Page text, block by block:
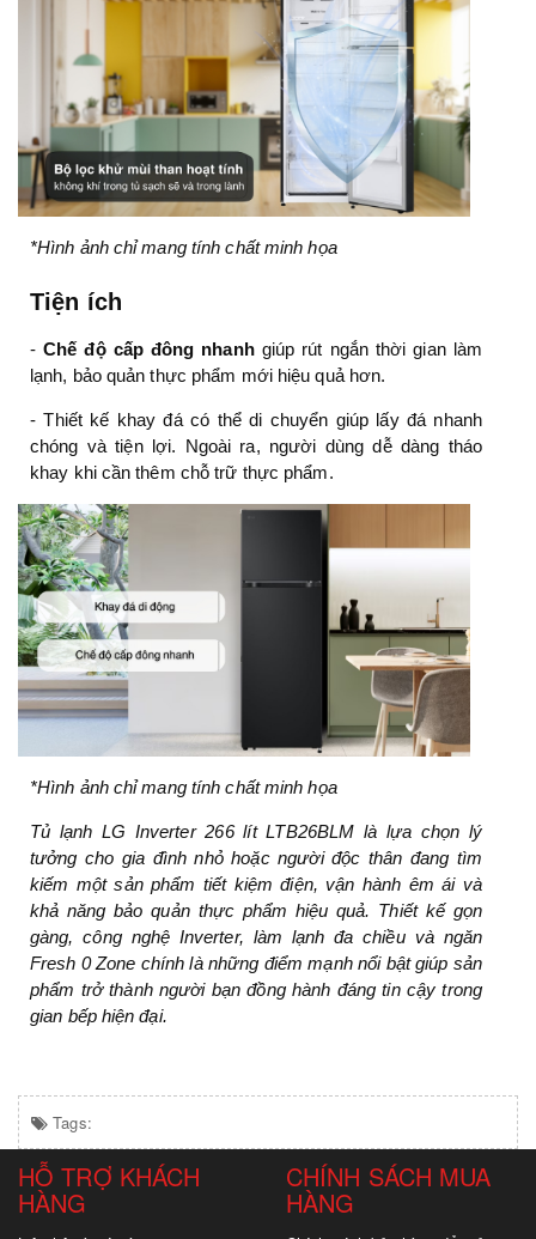
*Hình ảnh chỉ mang tính chất minh họa
Tiện ích
- Chế độ cấp đông nhanhgiúp rút ngắn thời gian làm
lạnh, bảo quản thực phẩm mới hiệu quả hơn.
- Thiết kế khay đá có thể di chuyển giúp lấy đá nhanh
chóng và tiện lợi. Ngoài ra, người dùng dễ dàng tháo
khay khi cần thêm chỗ trữ thực phẩm.
*Hình ảnh chỉ mang tính chất minh họa
Tủ lạnh LG Inverter 266 lít LTB26BLM là lựa chọn lý
tưởng cho gia đình nhỏ hoặc người độc thân đang tìm
kiếm một sản phẩm tiết kiệm điện, vận hành êm ái và
khả năng bảo quản thực phẩm hiệu quả. Thiết kế gọn
gàng, công nghệ Inverter, làm lạnh đa chiều và ngăn
Fresh 0 Zone chính là những điểm mạnh nổi bật giúp sản
phẩm trở thành người bạn đồng hành đáng tin cậy trong
gian bếp hiện đại.
Tags:
HỖ TRỢ KHÁCH
HÀNG
CHÍNH SÁCH MUA
HÀNG